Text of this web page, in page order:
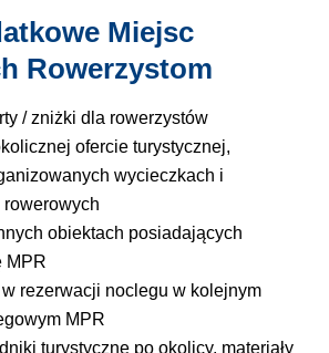
Miejsc
Rowerzystom
/ zniżki dla rowerzystów
ofercie turystycznej,
wycieczkach i
obiektach posiadających
MPR
rezerwacji noclegu w kolejnym
MPR
turystyczne po okolicy, materiały